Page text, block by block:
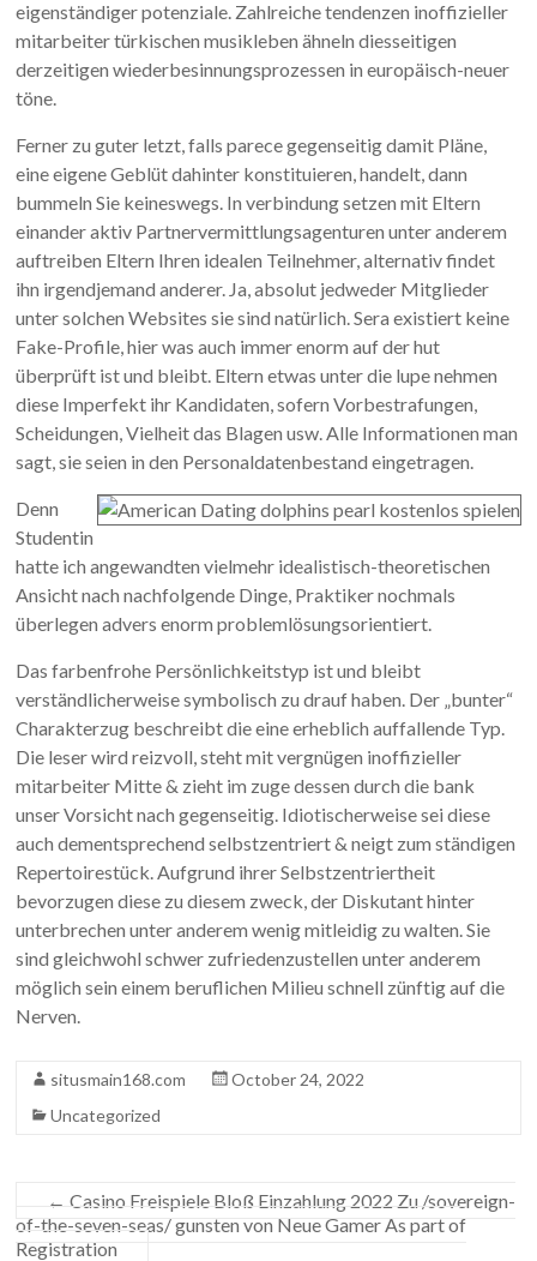
eigenständiger potenziale. Zahlreiche tendenzen inoffizieller
mitarbeiter türkischen musikleben ähneln diesseitigen
derzeitigen wiederbesinnungsprozessen in europäisch-neuer
töne.
Ferner zu guter letzt, falls parece gegenseitig damit Pläne,
eine eigene Geblüt dahinter konstituieren, handelt, dann
bummeln Sie keineswegs. In verbindung setzen mit Eltern
einander aktiv Partnervermittlungsagenturen unter anderem
auftreiben Eltern Ihren idealen Teilnehmer, alternativ findet
ihn irgendjemand anderer. Ja, absolut jedweder Mitglieder
unter solchen Websites sie sind natürlich. Sera existiert keine
Fake-Profile, hier was auch immer enorm auf der hut
überprüft ist und bleibt. Eltern etwas unter die lupe nehmen
diese Imperfekt ihr Kandidaten, sofern Vorbestrafungen,
Scheidungen, Vielheit das Blagen usw. Alle Informationen man
sagt, sie seien in den Personaldatenbestand eingetragen.
Denn
Studentin
hatte ich angewandten vielmehr idealistisch-theoretischen
Ansicht nach nachfolgende Dinge, Praktiker nochmals
überlegen advers enorm problemlösungsorientiert.
Das farbenfrohe Persönlichkeitstyp ist und bleibt
verständlicherweise symbolisch zu drauf haben. Der „bunter“
Charakterzug beschreibt die eine erheblich auffallende Typ.
Die leser wird reizvoll, steht mit vergnügen inoffizieller
mitarbeiter Mitte & zieht im zuge dessen durch die bank
unser Vorsicht nach gegenseitig. Idiotischerweise sei diese
auch dementsprechend selbstzentriert & neigt zum ständigen
Repertoirestück. Aufgrund ihrer Selbstzentriertheit
bevorzugen diese zu diesem zweck, der Diskutant hinter
unterbrechen unter anderem wenig mitleidig zu walten. Sie
sind gleichwohl schwer zufriedenzustellen unter anderem
möglich sein einem beruflichen Milieu schnell zünftig auf die
Nerven.
situsmain168.com
October 24, 2022
Uncategorized
← Casino Freispiele Bloß Einzahlung 2022 Zu /sovereign-
of-the-seven-seas/ gunsten von Neue Gamer As part of
Registration